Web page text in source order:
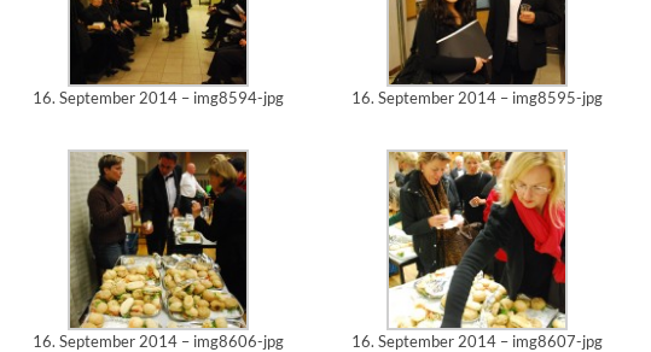
16. September 2014 – img8594-jpg 16. September 2014 – img8595-jpg
16. September 2014 – img8606-jpg 16. September 2014 – img8607-jpg